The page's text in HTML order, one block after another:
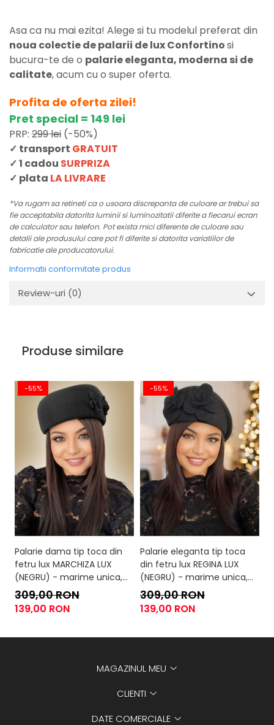
Asa ca nu mai ezita! Alege si tu modelul preferat din
noua colectie de palarii de lux Confortinosi
bucura-te de o palarie eleganta, moderna si de
calitate, acum cu o super oferta.
Profita de oferta zilei!
Pret special = 149 lei
PRP: 299 lei (-50%)
✓ transport GRATUIT
✓ 1 cadou SURPRIZA
✓ plata LA LIVRARE
*Va rugam sa retineti ca o usoara discrepanta de culoare ar trebui sa
fie acceptabila datorita luminii si luminozitatii diferite a fiecarui ecran
de calculator sau telefon. Pot exista mici diferente de culoare sau
detalii ale produsului care pot fi diferite si datorita variatiilor de
fabricatie ale producatorului.
Informatii conformitate produs
Review-uri (0)
Produse similare
-55%
Palarie dama tip toca din
fetru lux MARCHIZA LUX
(NEGRU) - marime unica,
reglabila
309,00 RON
139,00 RON
-55%
Palarie eleganta tip toca
din fetru lux REGINA LUX
(NEGRU) - marime unica,
reglabila
309,00 RON
139,00 RON
MAGAZINUL MEU
CLIENTI
DATE COMERCIALE